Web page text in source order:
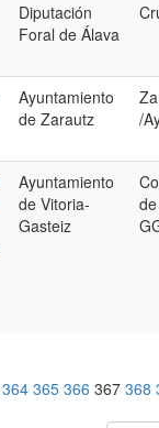
Diputación
Foral de Álava
Ayuntamiento
de Zarautz
/
Ayuntamiento
de Vitoria-
Gasteiz
364 365 366 367 368